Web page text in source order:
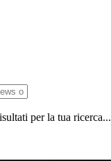
per la tua ricerca...